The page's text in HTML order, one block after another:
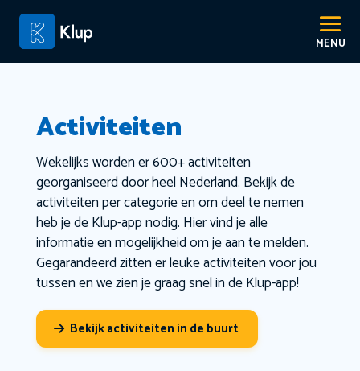
Activiteiten
Wekelijks worden er 600+ activiteiten
georganiseerd door heel Nederland. Bekijk de
activiteiten per categorie en om deel te nemen
heb je de Klup-app nodig. Hier vind je alle
informatie en mogelijkheid om je aan te melden.
Gegarandeerd zitten er leuke activiteiten voor jou
tussen en we zien je graag snel in de Klup-app!
Bekijk activiteiten in de buurt